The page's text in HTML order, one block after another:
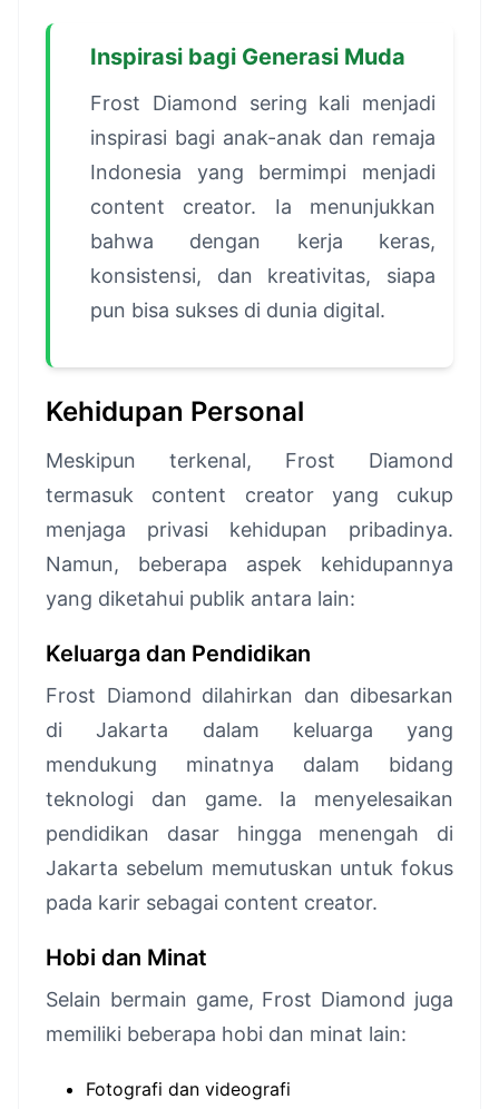
Inspirasi bagi Generasi Muda
Frost Diamond sering kali menjadi
inspirasi bagi anak-anak dan remaja
Indonesia yang bermimpi menjadi
content creator. Ia menunjukkan
bahwa dengan kerja keras,
konsistensi, dan kreativitas, siapa
pun bisa sukses di dunia digital.
Kehidupan Personal
Meskipun terkenal, Frost Diamond
termasuk content creator yang cukup
menjaga privasi kehidupan pribadinya.
Namun, beberapa aspek kehidupannya
yang diketahui publik antara lain:
Keluarga dan Pendidikan
Frost Diamond dilahirkan dan dibesarkan
di Jakarta dalam keluarga yang
mendukung minatnya dalam bidang
teknologi dan game. Ia menyelesaikan
pendidikan dasar hingga menengah di
Jakarta sebelum memutuskan untuk fokus
pada karir sebagai content creator.
Hobi dan Minat
Selain bermain game, Frost Diamond juga
memiliki beberapa hobi dan minat lain:
Fotografi dan videografi